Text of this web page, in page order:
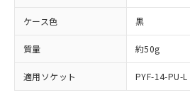
ケース色 黒
質量 約50g
適用ソケット PYF-14-PU-L
販売ネットワー
在庫状況および標準
事前の承諾なく第三者
示しないようお願いし
マイパーツ機能（部品
※2 対応予定月
部品在庫の切り替え状況など
月が前後することがありま
※2 環境保護使用期限
「ｅ」：有害物質（10物質
準値以下であることを示し
「10」：通常の使用状況下
質が外部に漏えいし、環境
武器並びにこれらの製
使用いたしません。
当社は、貴社製品を
場合は、上記1、2およ
該第三者に通知しま
販売先および販売に係
法に輸出するおそれが
いては、お客様
たはお客様担当の
機器販売店・当
認ください)
空
受注生産機種、ま